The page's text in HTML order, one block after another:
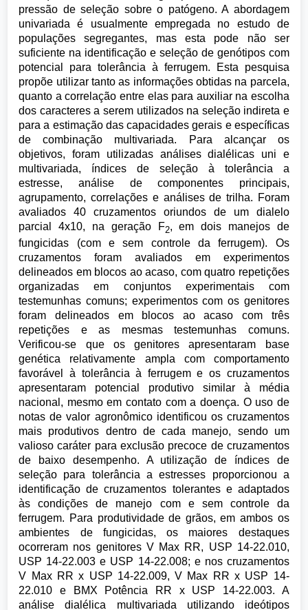
pressão de seleção sobre o patógeno. A abordagem
univariada é usualmente empregada no estudo de
populações segregantes, mas esta pode não ser
suficiente na identificação e seleção de genótipos com
potencial para tolerância à ferrugem. Esta pesquisa
propõe utilizar tanto as informações obtidas na parcela,
quanto a correlação entre elas para auxiliar na escolha
dos caracteres a serem utilizados na seleção indireta e
para a estimação das capacidades gerais e específicas
de combinação multivariada. Para alcançar os
objetivos, foram utilizadas análises dialélicas uni e
multivariada, índices de seleção à tolerância a
estresse, análise de componentes principais,
agrupamento, correlações e análises de trilha. Foram
avaliados 40 cruzamentos oriundos de um dialelo
parcial 4x10, na geração F2, em dois manejos de
fungicidas (com e sem controle da ferrugem). Os
cruzamentos foram avaliados em experimentos
delineados em blocos ao acaso, com quatro repetições
organizadas em conjuntos experimentais com
testemunhas comuns; experimentos com os genitores
foram delineados em blocos ao acaso com três
repetições e as mesmas testemunhas comuns.
Verificou-se que os genitores apresentaram base
genética relativamente ampla com comportamento
favorável à tolerância à ferrugem e os cruzamentos
apresentaram potencial produtivo similar à média
nacional, mesmo em contato com a doença. O uso de
notas de valor agronômico identificou os cruzamentos
mais produtivos dentro de cada manejo, sendo um
valioso caráter para exclusão precoce de cruzamentos
de baixo desempenho. A utilização de índices de
seleção para tolerância a estresses proporcionou a
identificação de cruzamentos tolerantes e adaptados
às condições de manejo com e sem controle da
ferrugem. Para produtividade de grãos, em ambos os
ambientes de fungicidas, os maiores destaques
ocorreram nos genitores V Max RR, USP 14-22.010,
USP 14-22.003 e USP 14-22.008; e nos cruzamentos
V Max RR x USP 14-22.009, V Max RR x USP 14-
22.010 e BMX Potência RR x USP 14-22.003. A
análise dialélica multivariada utilizando ideótipos